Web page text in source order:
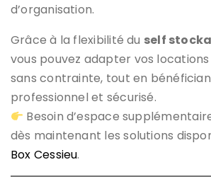
d’organisation.
Grâce à la flexibilité du self
vous pouvez adapter vos
sans contrainte, tout en
professionnel et sécurisé.
Besoin d’espace
dès maintenant les solutions
Box Cessieu.